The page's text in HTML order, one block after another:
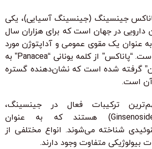
جینسینگ (جینسینگ آسیایی)، یکی
دارویی در جهان است که برای هزاران سال
یک مقوی عمومی و آداپتوژن مورد
استفاده قرار گرفته است. “پاناکس” از کلمه یونانی “Panacea” به
گرفته شده است که نشان‌دهنده گستره
است.
ترکیبات فعال در جینسینگ،
جینسنوسایدها (Ginsenosides) هستند که به عنوان
شناخته می‌شوند. انواع مختلفی از
بیولوژیکی متفاوت وجود دارند.